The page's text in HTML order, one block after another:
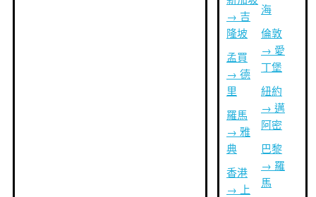
→ 吉
隆坡
孟買
→ 德
里
羅馬
→ 雅
典
香港
→ 上
海
倫敦
→ 愛
丁堡
紐約
→ 邁
阿密
巴黎
→ 羅
馬